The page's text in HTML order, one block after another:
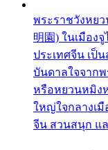
พระราชวังหยว
明園) ในเมือง
ประเทศจีน เป็
บันดาลใจจากพ
หรือหยวนหมิง
ใหญ่ใจกลางเ
จีน สวนสนุก แ